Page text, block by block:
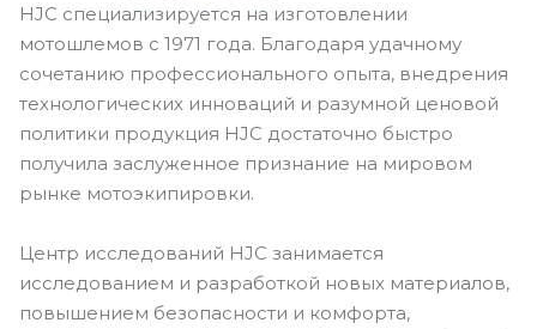
HJC специализируется на изготовлении
мотошлемов с 1971 года. Благодаря удачному
сочетанию профессионального опыта, внедрения
технологических инноваций и разумной ценовой
политики продукция HJC достаточно быстро
получила заслуженное признание на мировом
рынке мотоэкипировки.
Центр исследований HJC занимается
исследованием и разработкой новых материалов,
повышением безопасности и комфорта,